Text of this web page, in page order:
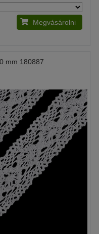
Megvásárolni
mm 180887